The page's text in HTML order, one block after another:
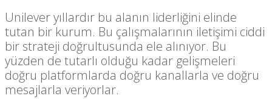
Unilever yıllardır bu alanın liderliğini elinde
tutan bir kurum. Bu çalışmalarının iletişimi ciddi
bir strateji doğrultusunda ele alınıyor. Bu
yüzden de tutarlı olduğu kadar gelişmeleri
doğru platformlarda doğru kanallarla ve doğru
mesajlarla veriyorlar.